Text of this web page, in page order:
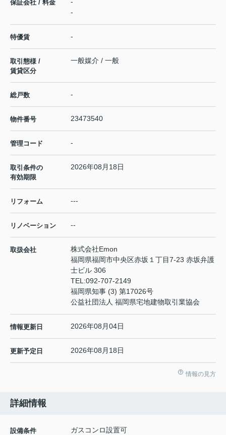
保証会社 / 料金
-
特優賃 -
取引態様 /
賃貸区分
一般媒介 / 一般
総戸数 -
物件番号 23473540
管理コード -
取引条件の
有効期限
2026年08月18日
リフォーム ---
リノベーション --
取扱会社
株式会社Emon
福岡県福岡市中央区赤坂１丁目7-23 赤坂弁護
士ビル 306
TEL:092-707-2149
福岡県知事 (3) 第17026号
公益社団法人 福岡県宅地建物取引業協会
情報更新日 2026年08月04日
更新予定日 2026年08月18日
情報の見方
詳細情報
設備条件
ガスコンロ設置可